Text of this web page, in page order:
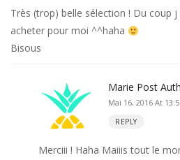
Très (trop) belle sélection ! Du coup
acheter pour moi ^^haha
Bisous
Marie Post
Mai 16, 2016 At
REPLY
Merciii ! Haha Maiiis tout le